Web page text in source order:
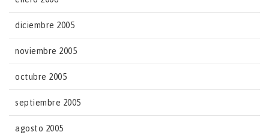
diciembre 2005
noviembre 2005
octubre 2005
septiembre 2005
agosto 2005